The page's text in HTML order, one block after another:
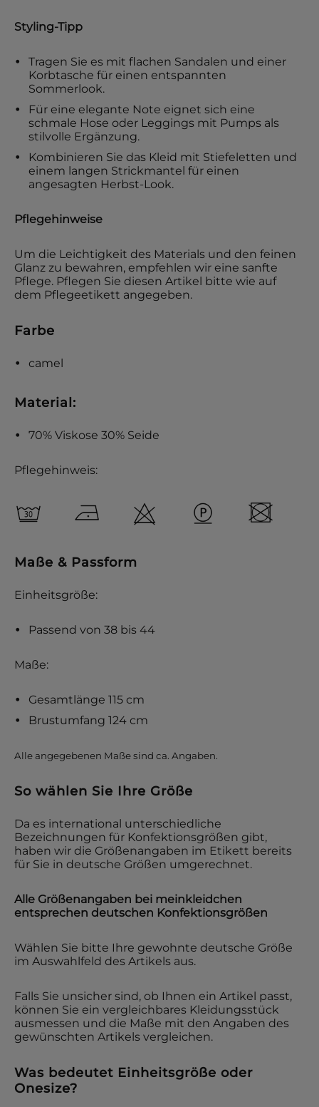
Styling-Tipp
Tragen Sie es mit flachen Sandalen und einer
Korbtasche für einen entspannten
Sommerlook.
Für eine elegante Note eignet sich eine
schmale Hose oder Leggings mit Pumps als
stilvolle Ergänzung.
Kombinieren Sie das Kleid mit Stiefeletten und
einem langen Strickmantel für einen
angesagten Herbst-Look.
Pflegehinweise
Um die Leichtigkeit des Materials und den feinen
Glanz zu bewahren, empfehlen wir eine sanfte
Pflege. Pflegen Sie diesen Artikel bitte wie auf
dem Pflegeetikett angegeben.
Farbe
camel
Material:
70% Viskose 30% Seide
Pflegehinweis:
Maße & Passform
Einheitsgröße:
Passend von 38 bis 44
Maße:
Gesamtlänge 115 cm
Brustumfang 124 cm
Alle angegebenen Maße sind ca. Angaben.
So wählen Sie Ihre Größe
Da es international unterschiedliche
Bezeichnungen für Konfektionsgrößen gibt,
haben wir die Größenangaben im Etikett bereits
für Sie in deutsche Größen umgerechnet.
Alle Größenangaben bei meinkleidchen
entsprechen deutschen Konfektionsgrößen
Wählen Sie bitte Ihre gewohnte deutsche Größe
im Auswahlfeld des Artikels aus.
Falls Sie unsicher sind, ob Ihnen ein Artikel passt,
können Sie ein vergleichbares Kleidungsstück
ausmessen und die Maße mit den Angaben des
gewünschten Artikels vergleichen.
Was bedeutet Einheitsgröße oder
Onesize?